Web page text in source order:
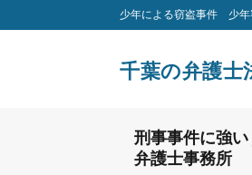
少年による窃盗事件 少年
千葉の弁護士
刑事事件に強い
弁護士事務所